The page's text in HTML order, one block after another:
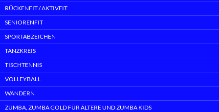
RÜCKENFIT / AKTIVFIT
SENIORENFIT
SPORTABZEICHEN
TANZKREIS
TISCHTENNIS
VOLLEYBALL
WANDERN
ZUMBA, ZUMBA GOLD FÜR ÄLTERE UND ZUMBA KIDS